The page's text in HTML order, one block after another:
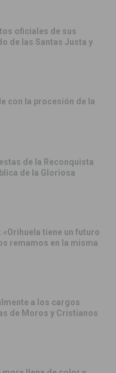
oficiales de sus
de las Santas Justa y
con la procesión de la
de la Reconquista
de la Gloriosa
tiene un futuro
remamos en la misma
a los cargos
de Moros y Cristianos